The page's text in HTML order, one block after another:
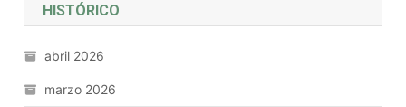
HISTÓRICO
abril 2026
marzo 2026